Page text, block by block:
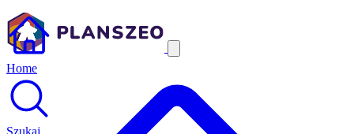
Home
Szukaj